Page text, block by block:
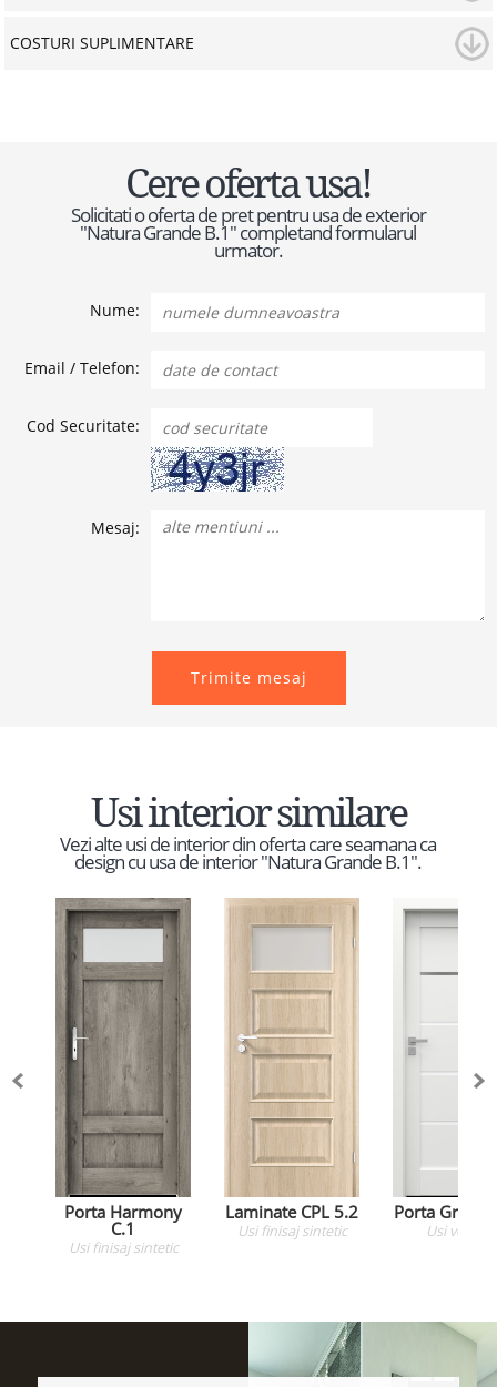
COSTURI SUPLIMENTARE
Cere oferta usa!
Solicitati o oferta de pret pentru usa de exterior
"Natura Grande B.1" completand formularul
urmator.
Nume:
Email / Telefon:
Cod Securitate:
Mesaj:
Trimite mesaj
Usi interior similare
Vezi alte usi de interior din oferta care seamana ca
design cu usa de interior "Natura Grande B.1".
Porta Harmony
C.1
Usifinisaj sintetic
Laminate CPL 5.2
Usifinisaj sintetic
Porta
Usi vopsite